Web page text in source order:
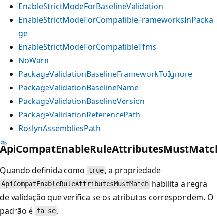
EnableStrictModeForBaselineValidation
EnableStrictModeForCompatibleFrameworksInPacka
ge
EnableStrictModeForCompatibleTfms
NoWarn
PackageValidationBaselineFrameworkToIgnore
PackageValidationBaselineName
PackageValidationBaselineVersion
PackageValidationReferencePath
RoslynAssembliesPath
Quando definida como true , a propriedade
ApiCompatEnableRuleAttributesMustMatch habilita a regra
de validação que verifica se os atributos correspondem. O
padrão é false .